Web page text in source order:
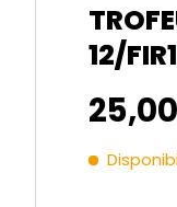
12/FIR1
Pret